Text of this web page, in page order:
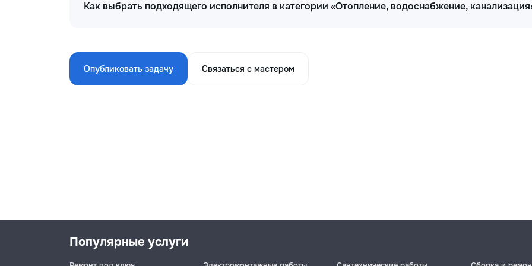
Как выбрать подходящего исполнителя в категории «Отопление, водоснабжение,
Опубликовать задачу Связаться с мастером
Популярные услуги